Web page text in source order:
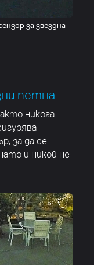
за звездна
петна
никога
за да се
и никой не